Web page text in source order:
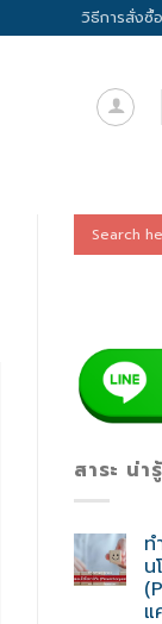
วิธีการสั่งซื้
สาระ น่ารู้
ท
น
แ